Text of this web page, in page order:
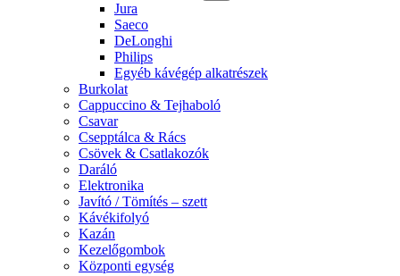
Jura
Saeco
DeLonghi
Philips
Egyéb kávégép alkatrészek
Burkolat
Cappuccino & Tejhaboló
Csavar
Csepptálca & Rács
Csövek & Csatlakozók
Daráló
Elektronika
Javító / Tömítés – szett
Kávékifolyó
Kazán
Kezelőgombok
Központi egység